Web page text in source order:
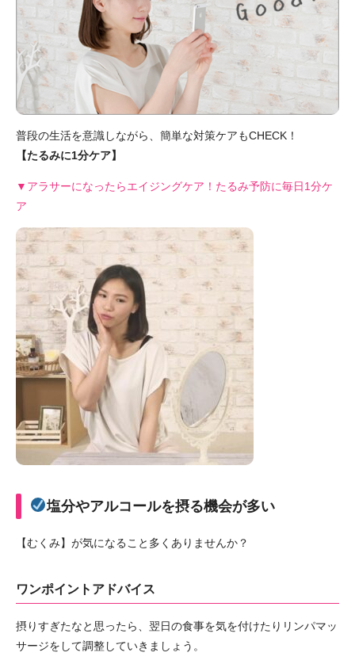
普段の生活を意識しながら、簡単な対策ケアもCHECK！
【たるみに1分ケア】
▼アラサーになったらエイジングケア！たるみ予防に毎日1分ケ
ア
塩分やアルコールを摂る機会が多い
【むくみ】が気になること多くありませんか？
ワンポイントアドバイス
摂りすぎたなと思ったら、翌日の食事を気を付けたりリンパマッ
サージをして調整していきましょう。